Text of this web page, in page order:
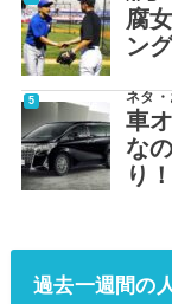
腐
ン
ネタ
車
な
り
過去一週間の